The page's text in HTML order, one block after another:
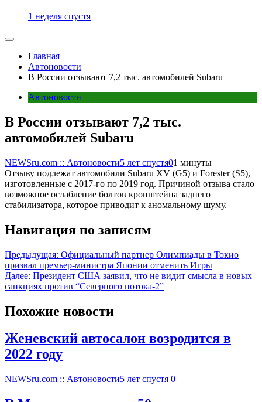
1 неделя спустя
Главная
Автоновости
В России отзывают 7,2 тыс. автомобилей Subaru
Автоновости
В России отзывают 7,2 тыс.
автомобилей Subaru
NEWSru.com :: Автоновости5 лет спустя01 минуты
Отзыву подлежат автомобили Subaru XV (G5) и Forester (S5),
изготовленные с 2017-го по 2019 год. Причиной отзыва стало
возможное ослабление болтов кронштейна заднего
стабилизатора, которое приводит к аномальному шуму.
Навигация по записям
Предыдущая: Официальный партнер Олимпиады в Токио
призвал премьер-министра Японии отменить Игры
Далее: Президент США заявил, что не видит смысла в новых
санкциях против “Северного потока-2”
Похожие новости
Женевский автосалон возродится в
2022 году
NEWSru.com :: Автоновости5 лет спустя 0